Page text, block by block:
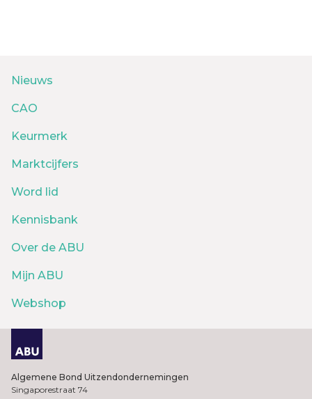
Nieuws
CAO
Keurmerk
Marktcijfers
Word lid
Kennisbank
Over de ABU
Mijn ABU
Webshop
Algemene Bond Uitzendondernemingen
Singaporestraat 74